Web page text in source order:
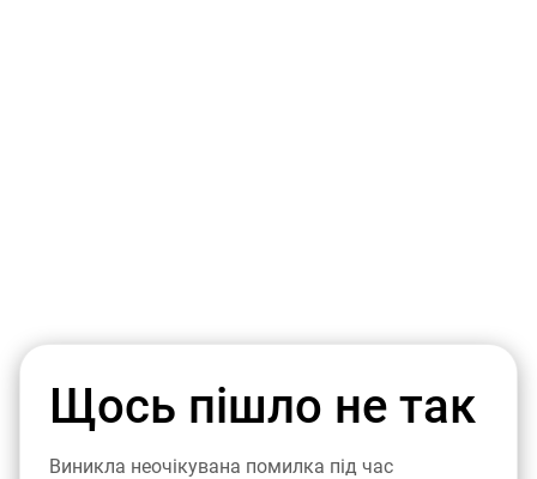
Щось пішло не так
Виникла неочікувана помилка під час